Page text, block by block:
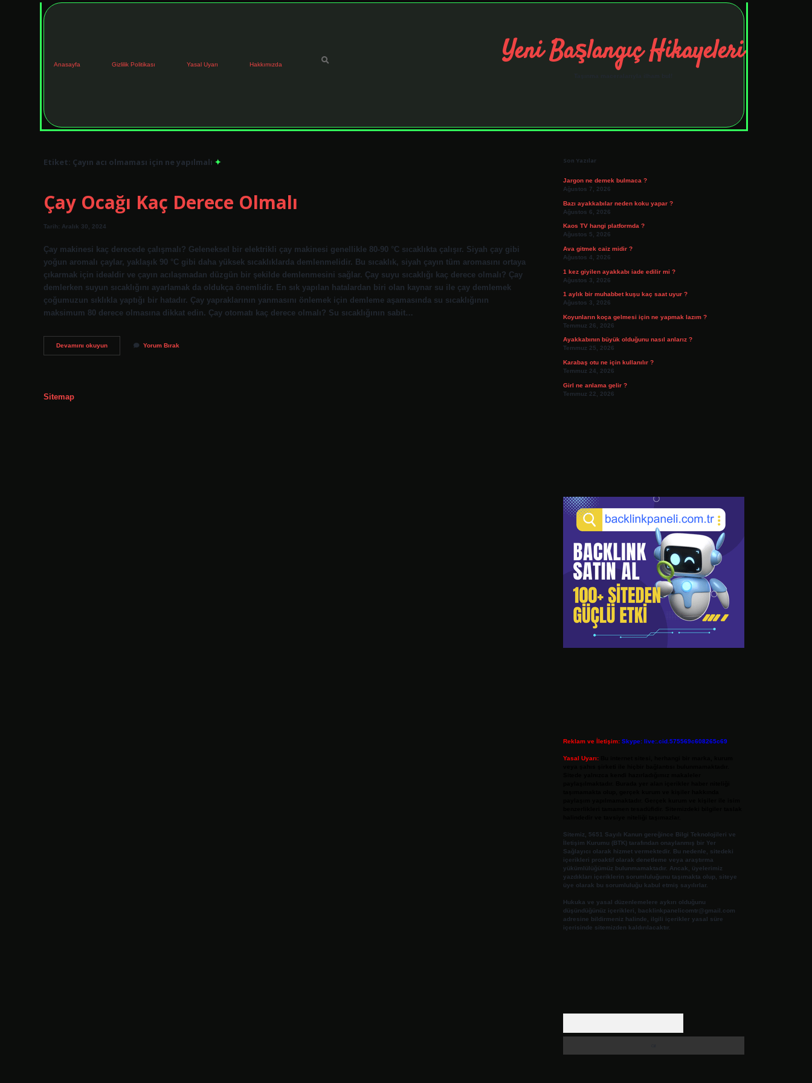
Anasayfa Gizlilik Politikası Yasal Uyarı Hakkımızda Yeni Başlangıç Hikayeleri
Etiket: Çayın acı olmaması için ne yapılmalı
Çay Ocağı Kaç Derece Olmalı
Tarih: Aralık 30, 2024
Çay makinesi kaç derecede çalışmalı? Geleneksel bir elektrikli çay makinesi genellikle 80-90 °C sıcaklıkta çalışır. Siyah çay gibi
yoğun aromalı çaylar, yaklaşık 90 °C gibi daha yüksek sıcaklıklarda demlenmelidir. Bu sıcaklık, siyah çayın tüm aromasını ortaya
çıkarmak için idealdir ve çayın acılaşmadan düzgün bir şekilde demlenmesini sağlar. Çay suyu sıcaklığı kaç derece olmalı? Çay
demlerken suyun sıcaklığını ayarlamak da oldukça önemlidir. En sık yapılan hatalardan biri olan kaynar su ile çay demlemek
çoğumuzun sıklıkla yaptığı bir hatadır. Çay yapraklarının yanmasını önlemek için demleme aşamasında su sıcaklığının
maksimum 80 derece olmasına dikkat edin. Çay otomatı kaç derece olmalı? Su sıcaklığının sabit…
Devamını okuyunÇay
Ocağı
Yorum Bırak
Sitemap
Son Yazılar
Jargon ne demek bulmaca ?
Ağustos 7, 2026
Bazı ayakkabılar neden koku yapar ?
Ağustos 6, 2026
Kaos TV hangi platformda ?
Ağustos 5, 2026
Ava gitmek caiz midir ?
Ağustos 4, 2026
1 kez giyilen ayakkabı iade edilir mi ?
Ağustos 3, 2026
1 aylık bir muhabbet kuşu kaç saat uyur ?
Ağustos 3, 2026
Koyunların koça gelmesi için ne yapmak lazım ?
Temmuz 26, 2026
Ayakkabının büyük olduğunu nasıl anlarız ?
Temmuz 25, 2026
Karabaş otu ne için kullanılır ?
Temmuz 24, 2026
Girl ne anlama gelir ?
Temmuz 22, 2026
Reklam ve İletişim: Skype: live:.cid.575569c608265c69
Yasal Uyarı:
Sitemiz, 5651 Sayılı Kanun gereğince Bilgi Teknolojileri ve
İletişim Kurumu (BTK) tarafından onaylanmış bir Yer
Sağlayıcı olarak hizmet vermektedir. Bu nedenle, sitedeki
içerikleri proaktif olarak denetleme veya araştırma
yükümlülüğümüz bulunmamaktadır. Ancak, üyelerimiz
yazdıkları içeriklerin sorumluluğunu taşımakta olup, siteye
üye olarak bu sorumluluğu kabul etmiş sayılırlar.
Hukuka ve yasal düzenlemelere aykırı olduğunu
düşündüğünüz içerikleri,
backlinkpanelicomtr@gmail.com
adresine bildirmeniz halinde, ilgili içerikler yasal süre
içerisinde sitemizden kaldırılacaktır.
tulipbetelexbett.net